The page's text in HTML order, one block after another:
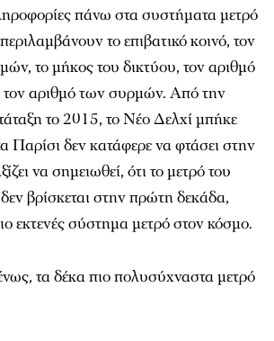
πάνω στα συστήματα μετρό
το επιβατικό κοινό, τον
το μήκος του δικτύου, τον αριθμό
αριθμό των συρμών. Από την
το 2015, το Νέο Δελχί μπήκε
Παρίσι δεν κατάφερε να φτάσει στην
να σημειωθεί, ότι το μετρό του
βρίσκεται στην πρώτη δεκάδα,
εκτενές σύστημα μετρό στον κόσμο.
τα δέκα πιο πολυσύχναστα μετρό